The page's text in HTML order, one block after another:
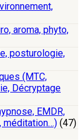
aroma, phyto,
posturologie,
(MTC,
Décryptage
EMDR,
méditation…) (47)